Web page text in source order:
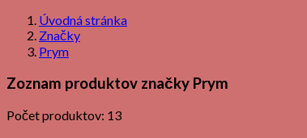
Úvodná stránka
Značky
Prym
Zoznam produktov značky Prym
Počet produktov: 13